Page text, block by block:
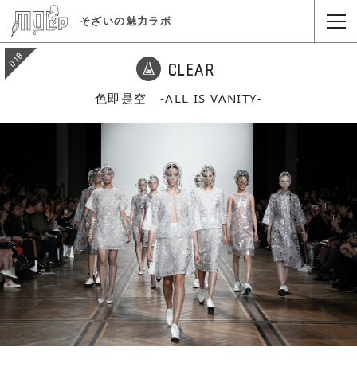
そざいの魅力ラボ
018 CLEAR
色即是空 -ALL IS VANITY-